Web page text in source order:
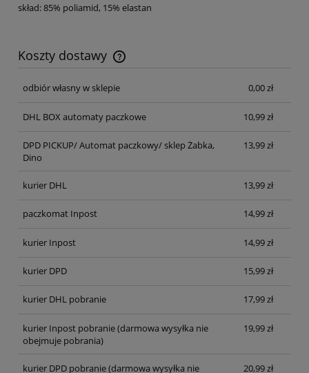
skład: 85% poliamid, 15% elastan
Koszty dostawy
Cena nie zawiera ewentualnych kosztów płatności
odbiór własny w sklepie
0,00 zł
DHL BOX automaty paczkowe 10,99 zł
DPD PICKUP/ Automat paczkowy/ sklep Żabka,
Dino
13,99 zł
kurier DHL 13,99 zł
paczkomat Inpost 14,99 zł
kurier Inpost 14,99 zł
kurier DPD 15,99 zł
kurier DHL pobranie 17,99 zł
kurier Inpost pobranie(darmowa wysyłka nie
obejmuje pobrania)
19,99 zł
kurier DPD pobranie(darmowa wysyłka nie
20,99 zł